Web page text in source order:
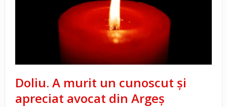
Doliu. A murit un cunoscut și
apreciat avocat din Argeș